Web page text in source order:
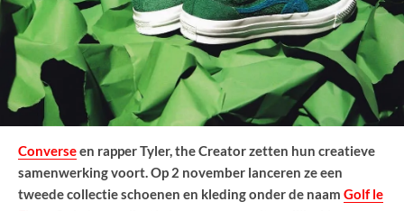
Converseen rapper Tyler, the Creator zetten hun creatieve
samenwerking voort. Op 2 november lanceren ze een
tweede collectie schoenen en kleding onder de naam Golf le